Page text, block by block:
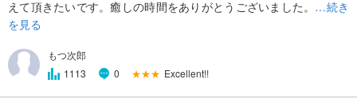
えて頂きたいです。癒しの時間をありがとうございました。 …続き
を見る
もつ次郎
1113
0 ★★★ Excellent!!